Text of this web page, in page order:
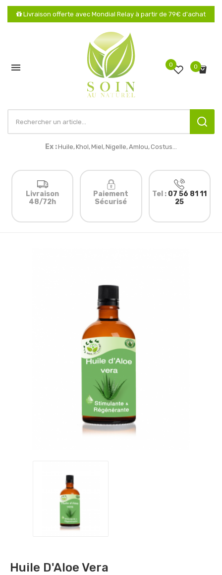
Livraison offerte avec Mondial Relay à partir de 79€ d'achat
 0 0
Ex :Huile,Khol,Miel,Nigelle,Amlou,Costus...
Livraison
48/72h
Paiement
Sécurisé
Tel : 07 56 81 11
25
Huile D'Aloe Vera